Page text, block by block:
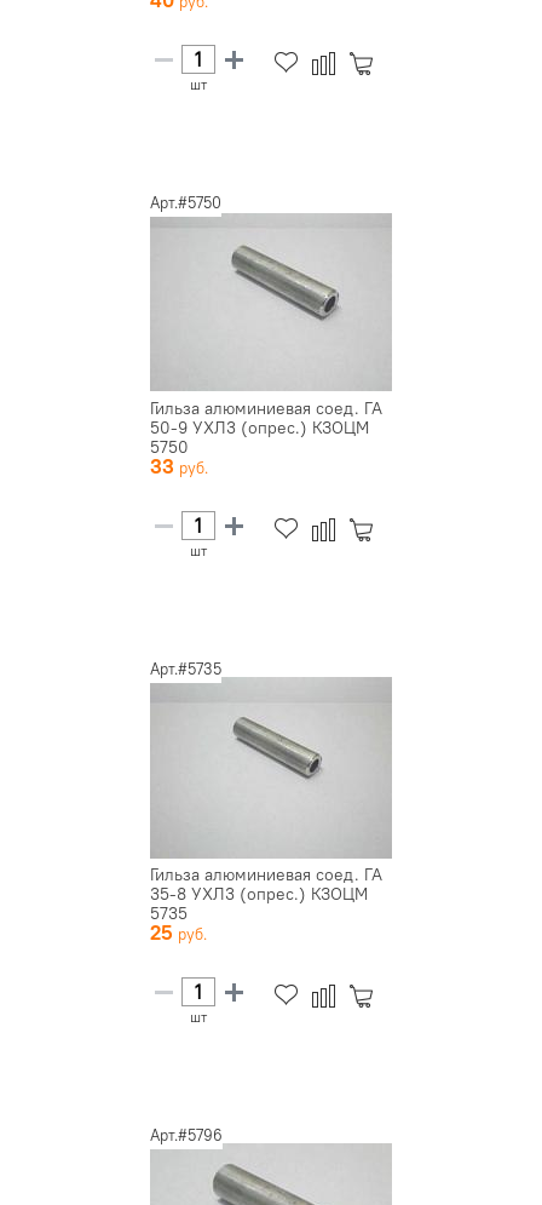
шт
Арт.#5750
Гильза алюминиевая соед. ГА
50-9 УХЛ3 (опрес.) КЗОЦМ
5750
33
шт
Арт.#5735
Гильза алюминиевая соед. ГА
35-8 УХЛ3 (опрес.) КЗОЦМ
5735
25
шт
Арт.#5796